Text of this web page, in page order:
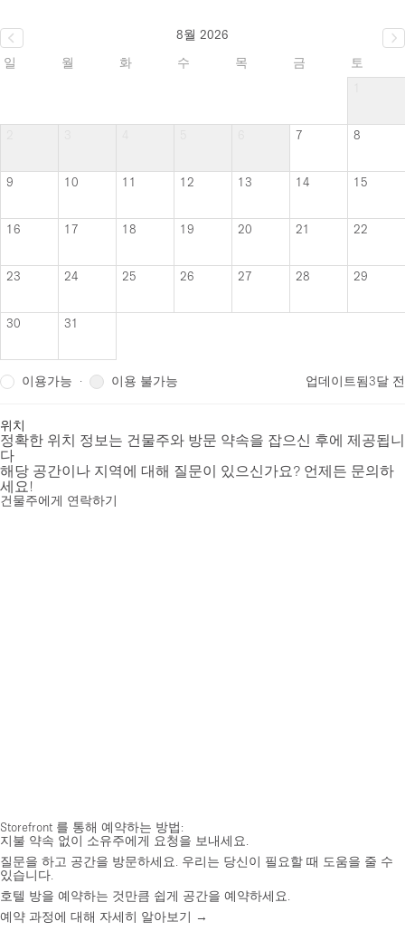
8월 2026
일
월 화 수 목 금
토
7 8
9 10 11 12 13 14 15
16 17 18 19 20 21 22
23 24 25 26 27 28 29
30 31
이용가능 · 이용 불가능 업데이트됨3달 전
위치
정확한 위치 정보는 건물주와 방문 약속을 잡으신 후에 제공됩니
다
해당 공간이나 지역에 대해 질문이 있으신가요? 언제든 문의하
세요!
건물주에게 연락하기
Storefront 를 통해 예약하는 방법:
지불 약속 없이 소유주에게 요청을 보내세요.
질문을 하고 공간을 방문하세요. 우리는 당신이 필요할 때 도움을 줄 수
있습니다.
호텔 방을 예약하는 것만큼 쉽게 공간을 예약하세요.
예약 과정에 대해 자세히 알아보기 →